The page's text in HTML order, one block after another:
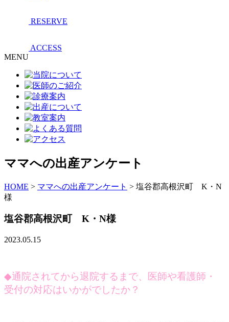
RESERVE
ACCESS
MENU
ママへの出産アンケート
HOME > ママへの出産アンケート > 塩谷郡高根沢町 K・N
様
塩谷郡高根沢町 K・N様
2023.05.15
◆通院されてから退院するまで、医師や看護師・
受付の対応はいかがでしたか？